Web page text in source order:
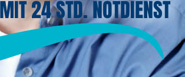
24 STD. NOTDIENST